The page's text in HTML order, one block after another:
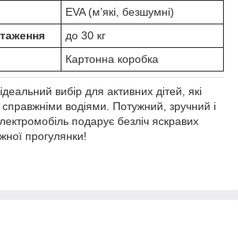
EVA (м’які, безшумні)
до 30 кг
Картонна коробка
вибір для активних дітей, які
справжніми водіями. Потужний, зручний і
подарує безліч яскравих
прогулянки!